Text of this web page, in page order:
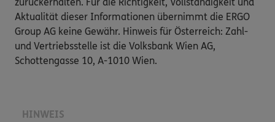
Aktualität dieser Informationen übernimmt die ERGO
Group AG keine Gewähr. Hinweis für Österreich: Zahl-
und Vertriebsstelle ist die Volksbank Wien AG,
Schottengasse 10, A-1010 Wien.
HINWEIS